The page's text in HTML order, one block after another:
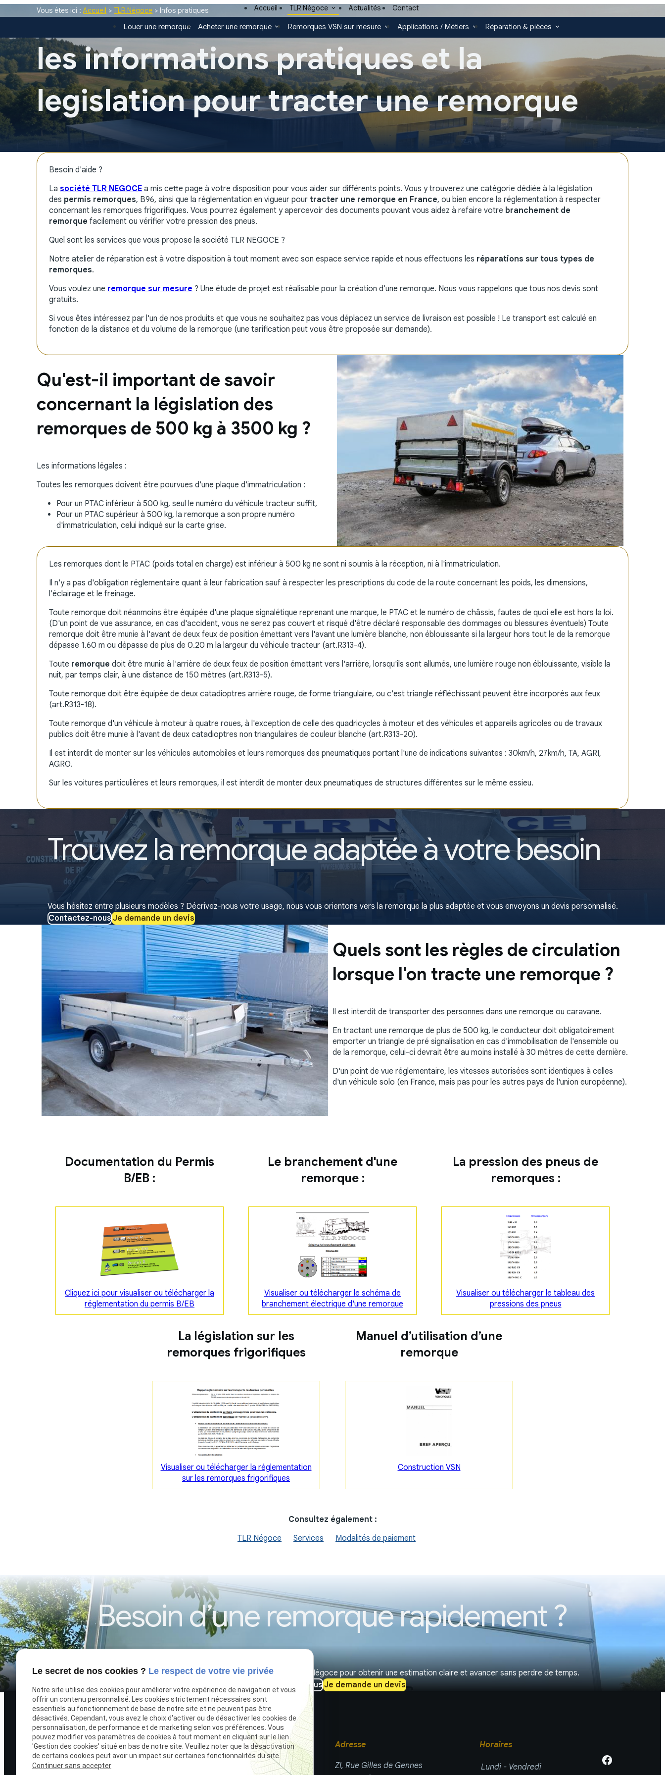
Accueil TLR Négoce Actualités Contact
Louer une remorque Acheter une remorque Remorques VSN sur mesure Applications / Métiers Réparation & pièces
Vous êtes ici : Accueil >TLR Négoce > Infos pratiques
les informations pratiques et la
legislation pour tracter une remorque
Besoin d'aide ?
Lasociété TLR NEGOCE a mis cette page à votre disposition pour vous aider sur différents points. Vous y trouverez une catégorie dédiée à la législation
des permis remorques, B96, ainsi que la réglementation en vigueur pourtracter une remorque en France, ou bien encore la réglementation à respecter
concernant les remorques frigorifiques. Vous pourrez également y apercevoir des documents pouvant vous aidez à refaire votre branchement de
remorque facilement ou vérifier votre pression des pneus.
Quel sont les services que vous propose la société TLR NEGOCE ?
Notre atelier de réparation est à votre disposition à tout moment avec son espace service rapide et nous effectuons les réparations sur tous types de
remorques.
Vous voulez une remorque sur mesure ? Une étude de projet est réalisable pour la création d'une remorque. Nous vous rappelons que tous nos devis sont
gratuits.
Si vous êtes intéressez par l'un de nos produits et que vous ne souhaitez pas vous déplacez un service de livraison est possible ! Le transport est calculé en
fonction de la distance et du volume de la remorque (une tarification peut vous être proposée sur demande).
Qu'est-il important de savoir
concernant la législation des
remorques de 500 kg à 3500 kg ?
Les informations légales :
Toutes les remorques doivent être pourvues d'une plaque d'immatriculation :
Pour un PTAC inférieur à 500 kg, seul le numéro du véhicule tracteur suffit,
Pour un PTAC supérieur à 500 kg, la remorque a son propre numéro
d'immatriculation, celui indiqué sur la carte grise.
Les remorques dont le PTAC (poids total en charge) est inférieur à 500 kg ne sont ni soumis à la réception, ni à l'immatriculation.
Il n'y a pas d'obligation réglementaire quant à leur fabrication sauf à respecter les prescriptions du code de la route concernant les poids, les dimensions,
l'éclairage et le freinage.
Toute remorque doit néanmoins être équipée d'une plaque signalétique reprenant une marque, le PTAC et le numéro de châssis, fautes de quoi elle est hors la loi.
(D'un point de vue assurance, en cas d'accident, vous ne serez pas couvert et risqué d'être déclaré responsable des dommages ou blessures éventuels) Toute
remorque doit être munie à l'avant de deux feux de position émettant vers l'avant une lumière blanche, non éblouissante si la largeur hors tout le de la remorque
dépasse 1.60 m ou dépasse de plus de 0.20 m la largeur du véhicule tracteur (art.R313-4).
Toute remorque doit être munie à l'arrière de deux feux de position émettant vers l'arrière, lorsqu'ils sont allumés, une lumière rouge non éblouissante, visible la
nuit, par temps clair, à une distance de 150 mètres (art.R313-5).
Toute remorque doit être équipée de deux catadioptres arrière rouge, de forme triangulaire, ou c'est triangle réfléchissant peuvent être incorporés aux feux
(art.R313-18).
Toute remorque d'un véhicule à moteur à quatre roues, à l'exception de celle des quadricycles à moteur et des véhicules et appareils agricoles ou de travaux
publics doit être munie à l'avant de deux catadioptres non triangulaires de couleur blanche (art.R313-20).
Il est interdit de monter sur les véhicules automobiles et leurs remorques des pneumatiques portant l'une de indications suivantes : 30km/h, 27km/h, TA, AGRI,
AGRO.
Sur les voitures particulières et leurs remorques, il est interdit de monter deux pneumatiques de structures différentes sur le même essieu.
Trouvez la remorque adaptée à votre besoin
Vous hésitez entre plusieurs modèles ? Décrivez-nous votre usage, nous vous orientons vers la remorque la plus adaptée et vous envoyons un devis personnalisé.
Contactez-nous Je demande un devis
Quels sont les règles de circulation
lorsque l'on tracte une remorque ?
Il est interdit de transporter des personnes dans une remorque ou caravane.
En tractant une remorque de plus de 500 kg, le conducteur doit obligatoirement
emporter un triangle de pré signalisation en cas d'immobilisation de l'ensemble ou
de la remorque, celui-ci devrait être au moins installé à 30 mètres de cette dernière.
D'un point de vue réglementaire, les vitesses autorisées sont identiques à celles
d'un véhicule solo (en France, mais pas pour les autres pays de l'union européenne).
Documentation du Permis
B/EB :
Cliquez ici pour visualiser ou télécharger la
réglementation du permis B/EB
Le branchement d'une
remorque :
Visualiser ou télécharger le schéma de
branchement électrique d'une remorque
La pression des pneus de
remorques :
Visualiser ou télécharger le tableau des
pressions des pneus
La législation sur les
remorques frigorifiques
Visualiser ou télécharger la réglementation
sur les remorques frigorifiques
Manuel d’utilisation d’une
remorque
Construction VSN
Consultez également :
TLR Négoce
Services Modalités de paiement
Besoin d’une remorque rapidement ?
Achat, location, réparation ou pose d’attelage : contactez TLR Négoce pour obtenir une estimation claire et avancer sans perdre de temps.
Contactez-nous Je demande un devis
TLR NEGOCE, spécialiste de la remorque
à Péronne, accompagne particuliers et
Téléphone
03 66 88 25 52
Adresse
ZI, Rue Gilles de Gennes
Horaires
Lundi - Vendredi
Panneau de gestion des cookies
Le secret de nos cookies ? Le respect de votre vie privée
Notre site utilise des cookies pour améliorer votre expérience de navigation et vous
offrir un contenu personnalisé. Les cookies strictement nécessaires sont
essentiels au fonctionnement de base de notre site et ne peuvent pas être
désactivés. Cependant, vous avez le choix d'activer ou de désactiver les cookies de
personnalisation, de performance et de marketing selon vos préférences. Vous
pouvez modifier vos paramètres de cookies à tout moment en cliquant sur le lien
'Gestion des cookies' situé en bas de notre site. Veuillez noter que la désactivation
de certains cookies peut avoir un impact sur certaines fonctionnalités du site.
Continuer sans accepter